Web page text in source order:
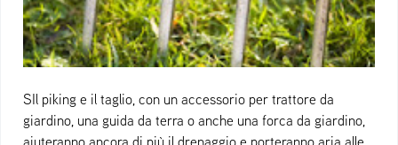
SIl piking e il taglio, con un accessorio per trattore da
giardino, una guida da terra o anche una forca da giardino,
aiuteranno ancora di più il drenaggio e porteranno aria alle